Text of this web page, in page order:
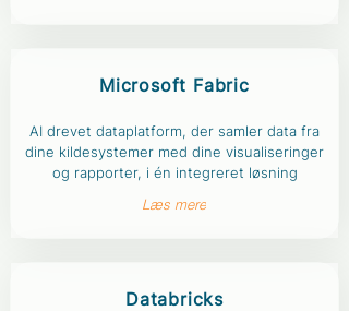
Microsoft Fabric
AI drevet dataplatform, der samler data fra
dine kildesystemer med dine visualiseringer
og rapporter, i én integreret løsning
Læs mere
Databricks